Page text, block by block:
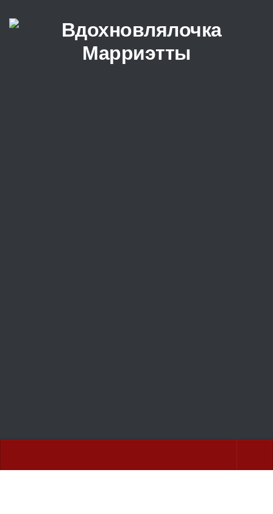
Перейти к содержимому